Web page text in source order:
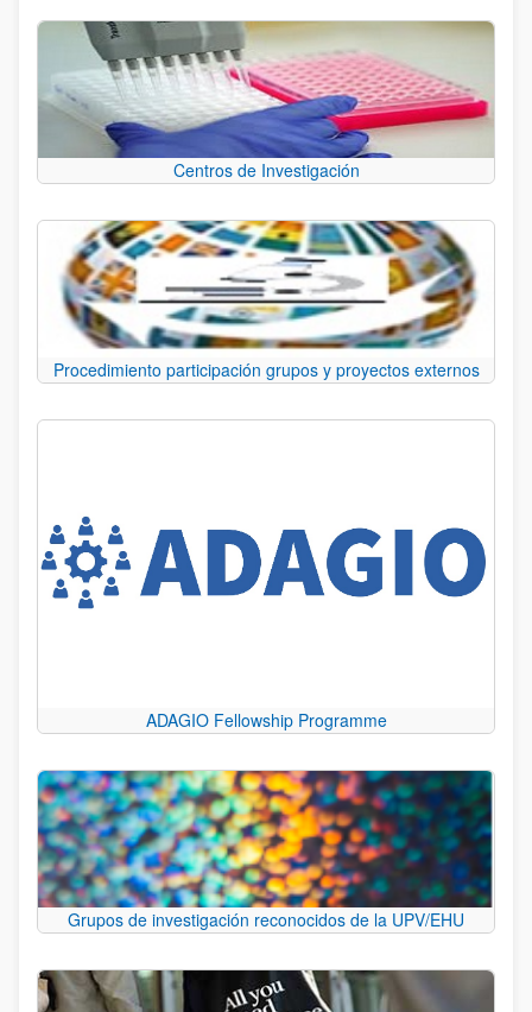
Centros de Investigación
Procedimiento participación grupos y proyectos externos
ADAGIO Fellowship Programme
Grupos de investigación reconocidos de la UPV/EHU